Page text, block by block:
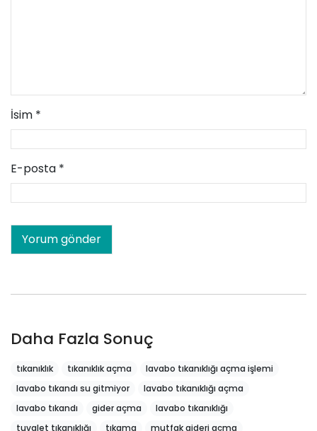
İsim *
E-posta *
Daha Fazla Sonuç
tıkanıklık tıkanıklık açma
lavabo tıkanıklığı açma işlemi
lavabo tıkandı su gitmiyor
lavabo tıkanıklığı açma
lavabo tıkandı
gider açma
lavabo tıkanıklığı
tuvalet tıkanıklığı
tıkama
mutfak gideri açma